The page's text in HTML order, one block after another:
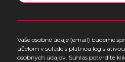
Vaše osobné údaje (email) budeme
účelom v súlade s platnou
osobných údajov. Súhlas potvrdíte